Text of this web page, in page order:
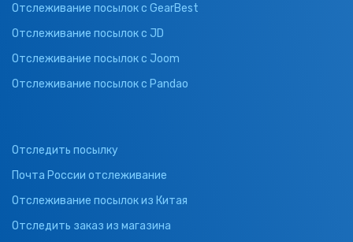
Отслеживание посылок с GearBest
Отслеживание посылок с JD
Отслеживание посылок с Joom
Отслеживание посылок с Pandao
Отследить посылку
Почта России отслеживание
Отслеживание посылок из Китая
Отследить заказ из магазина